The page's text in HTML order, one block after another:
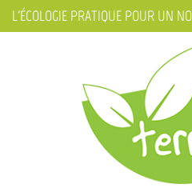
L'ÉCOLOGIE PRATIQUE POUR UN